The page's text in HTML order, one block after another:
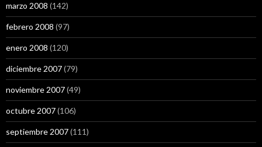
marzo 2008 (142)
febrero 2008 (97)
enero 2008 (120)
diciembre 2007(79)
noviembre 2007(49)
octubre 2007(106)
septiembre 2007(111)